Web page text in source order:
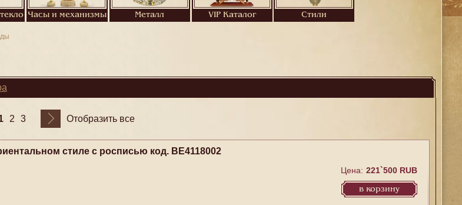
Часы и механизмы Металл VIP Каталог Стили
2 3 Отобразить все
стиле с росписью код. BE4118002
Цена: 221`500 RUB
в корзину